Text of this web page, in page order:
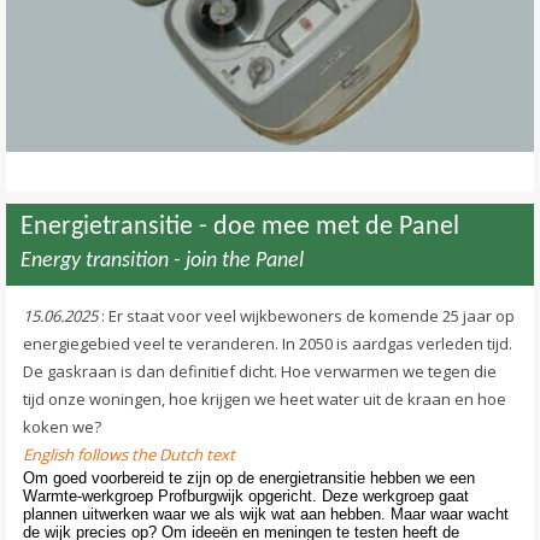
>
Energietransitie - doe mee met de Panel
Energy transition - join the Panel
15.06.2025: Er staat voor veel wijkbewoners de komende 25 jaar op
energiegebied veel te veranderen. In 2050 is aardgas verleden tijd.
De gaskraan is dan definitief dicht. Hoe verwarmen we tegen die
tijd onze woningen, hoe krijgen we heet water uit de kraan en hoe
koken we?
English follows the Dutch text
Om goed voorbereid te zijn op de energietransitie hebben we een
Warmte-werkgroep Profburgwijk opgericht. Deze werkgroep gaat
plannen uitwerken waar we als wijk wat aan hebben. Maar waar wacht
de wijk precies op? Om ideeën en meningen te testen heeft de